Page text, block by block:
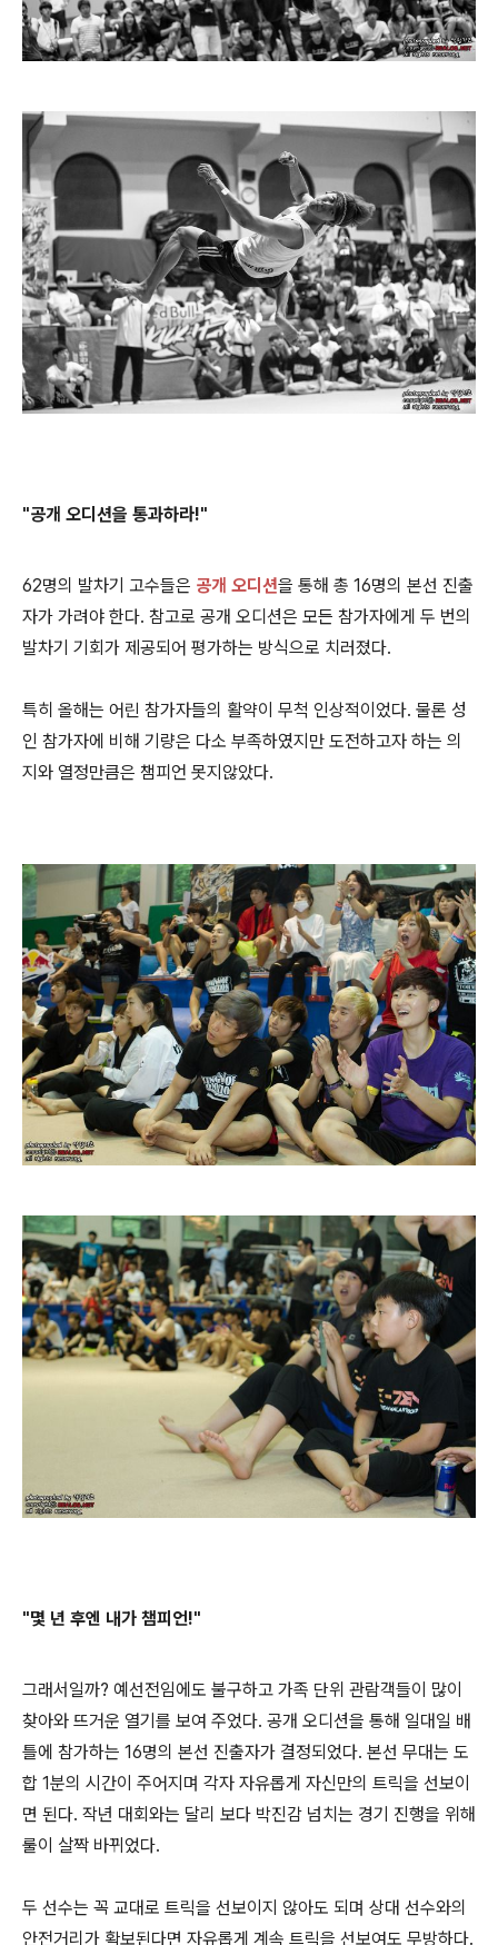
"공개 오디션을 통과하라!"
62명의 발차기 고수들은 공개 오디션을 통해 총 16명의 본선 진출
자가 가려야 한다. 참고로 공개 오디션은 모든 참가자에게 두 번의
발차기 기회가 제공되어 평가하는 방식으로 치러졌다.
특히 올해는 어린 참가자들의 활약이 무척 인상적이었다. 물론 성
인 참가자에 비해 기량은 다소 부족하였지만 도전하고자 하는 의
지와 열정만큼은 챔피언 못지않았다.
"몇 년 후엔 내가 챔피언!"
그래서일까? 예선전임에도 불구하고 가족 단위 관람객들이 많이
찾아와 뜨거운 열기를 보여 주었다. 공개 오디션을 통해 일대일 배
틀에 참가하는 16명의 본선 진출자가 결정되었다. 본선 무대는 도
합 1분의 시간이 주어지며 각자 자유롭게 자신만의 트릭을 선보이
면 된다. 작년 대회와는 달리 보다 박진감 넘치는 경기 진행을 위해
룰이 살짝 바뀌었다.
두 선수는 꼭 교대로 트릭을 선보이지 않아도 되며 상대 선수와의
안전거리가 확보된다면 자유롭게 계속 트릭을 선보여도 무방하다.